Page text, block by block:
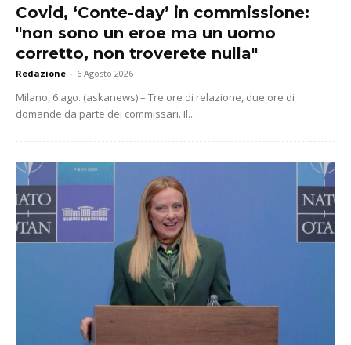
Covid, ‘Conte-day’ in commissione:
"non sono un eroe ma un uomo
corretto, non troverete nulla"
Redazione - 6 Agosto 2026
Milano, 6 ago. (askanews) – Tre ore di relazione, due ore di
domande da parte dei commissari. Il...